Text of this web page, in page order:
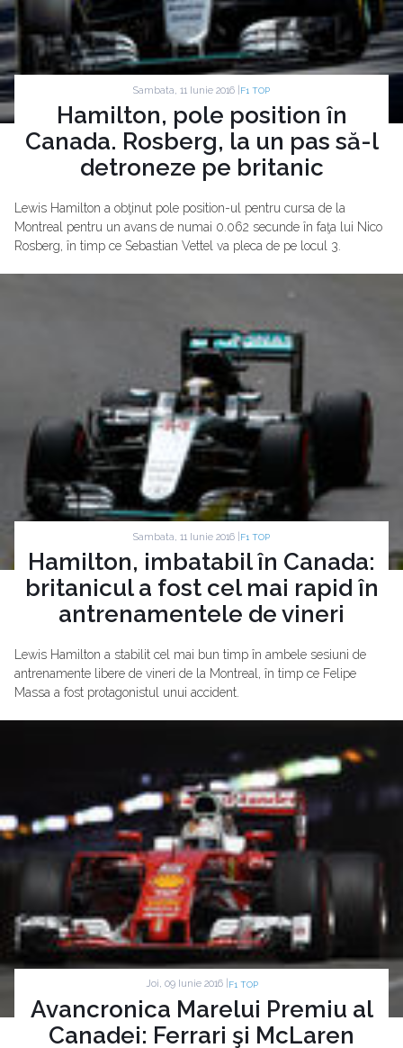
Sambata, 11 Iunie 2016 | F1 TOP
Hamilton, pole position în
Canada. Rosberg, la un pas să-l
detroneze pe britanic
Lewis Hamilton a obţinut pole position-ul pentru cursa de la
Montreal pentru un avans de numai 0.062 secunde în faţa lui Nico
Rosberg, în timp ce Sebastian Vettel va pleca de pe locul 3.
Sambata, 11 Iunie 2016 | F1 TOP
Hamilton, imbatabil în Canada:
britanicul a fost cel mai rapid în
antrenamentele de vineri
Lewis Hamilton a stabilit cel mai bun timp în ambele sesiuni de
antrenamente libere de vineri de la Montreal, în timp ce Felipe
Massa a fost protagonistul unui accident.
Joi, 09 Iunie 2016 | F1 TOP
Avancronica Marelui Premiu al
Canadei: Ferrari şi McLaren